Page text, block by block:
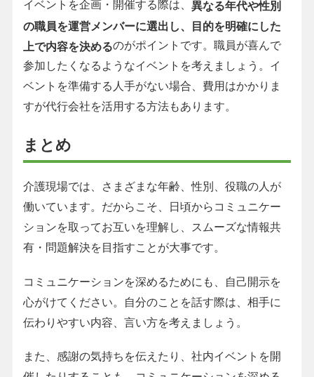
イベントを企画・開催する際は、 異なる年代や性別
の職員を運営メンバーに選出し、目的を明確にした
上で内容を決めるのがポイントです。職員が喜んで
参加したくなるようなイベントを考えましょう。イ
ベントを準備する人手がない場合、費用はかかりま
すが代行会社を活用する方法もあります。
まとめ
介護現場では、さまざまな年齢、性別、役職の人が
働いています。だからこそ、日頃からコミュニケー
ションを取ってお互いを理解し、スムーズな情報共
有・問題解決を目指すことが大事です。
コミュニケーションを深めるためにも、自己開示を
心がけてください。自分のことを話す際は、相手に
伝わりやすい内容、言い方を考えましょう。
また、感謝の気持ちを伝えたり、社内イベントを開